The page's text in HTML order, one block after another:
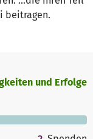
beitragen.
und Erfolge